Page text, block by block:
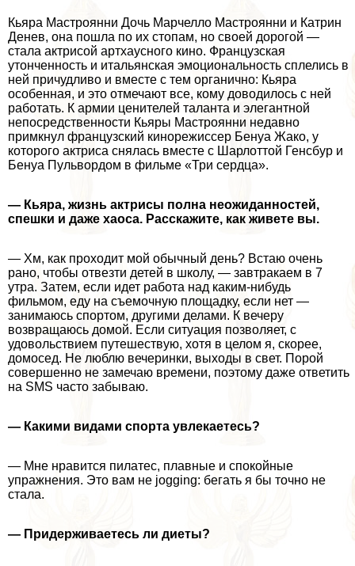
Кьяра Мастроянни Дочь Марчелло Мастроянни и Катрин
Денев, она пошла по их стопам, но своей дорогой —
стала актрисой артхаусного кино. Французская
утонченность и итальянская эмоциональность сплелись в
ней причудливо и вместе с тем органично: Кьяра
особенная, и это отмечают все, кому доводилось с ней
работать. К армии ценителей таланта и элегантной
непосредственности Кьяры Мастроянни недавно
примкнул французский кинорежиссер Бенуа Жако, у
которого актриса снялась вместе с Шарлоттой Генсбур и
Бенуа Пульвордом в фильме «Три сердца».
— Кьяра, жизнь актрисы полна неожиданностей,
спешки и даже хаоса. Расскажите, как живете вы.
— Хм, как проходит мой обычный день? Встаю очень
рано, чтобы отвезти детей в школу, — завтpaкаем в 7
утра. Затем, если идет работа над каким-нибудь
фильмом, еду на съемочную площадку, если нет —
занимаюсь спортом, другими делами. К вечеру
возвращаюсь домой. Если ситуация позволяет, с
удовольствием путешествую, хотя в целом я, скорее,
домосед. Не люблю вечеринки, выходы в свет. Порой
совершенно не замечаю времени, поэтому даже ответить
на SMS часто забываю.
— Какими видами спорта увлекаетесь?
— Мне нравится пилатес, плавные и спокойные
упражнения. Это вам не jogging: бегать я бы точно не
стала.
— Придерживаетесь ли диеты?